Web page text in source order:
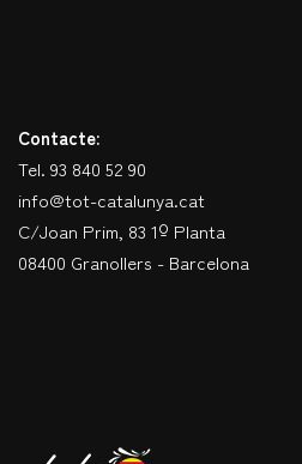
Contacte:
Tel. 93 840 52 90
info@tot-catalunya.cat
C/Joan Prim, 83 1º Planta
08400 Granollers - Barcelona